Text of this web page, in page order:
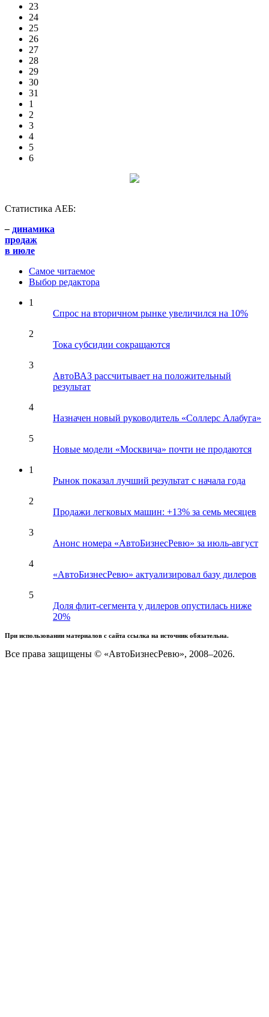
23
24
25
26
27
28
29
30
31
1
2
3
4
5
6
Статистика АЕБ:
– динамика
продаж
в июле
Самое читаемое
Выбор редактора
1
Спрос на вторичном рынке увеличился на 10%
2
Тока субсидии сокращаются
3
АвтоВАЗ рассчитывает на положительный
результат
4
Назначен новый руководитель «Соллерс Алабуга»
5
Новые модели «Москвича» почти не продаются
1
Рынок показал лучший результат с начала года
2
Продажи легковых машин: +13% за семь месяцев
3
Анонс номера «АвтоБизнесРевю» за июль-август
4
«АвтоБизнесРевю» актуализировал базу дилеров
5
Доля флит-сегмента у дилеров опустилась ниже
20%
При использовании материалов с сайта ссылка на источник обязательна.
Все права защищены © «АвтоБизнесРевю», 2008–2026.